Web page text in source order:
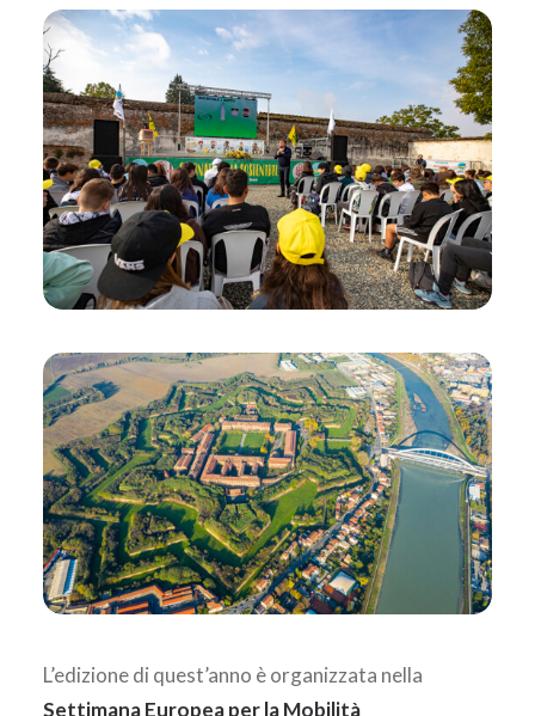
L’edizione di quest’anno è organizzata nella
Settimana Europea per la Mobilità